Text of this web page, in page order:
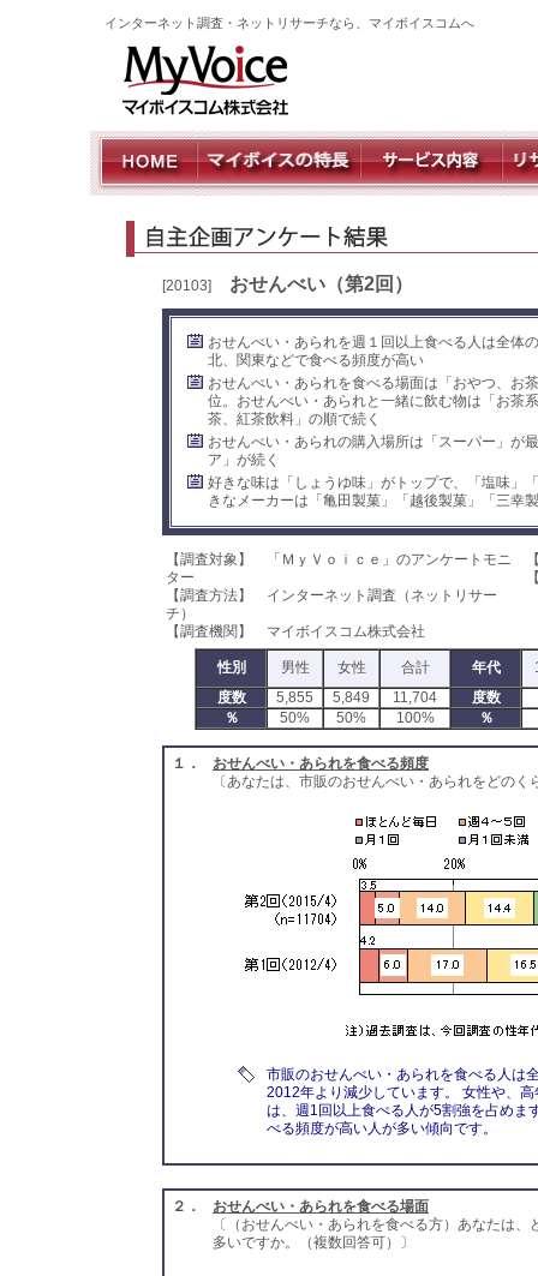
インターネット調査・ネットリサーチなら、マイボイスコムへ
[20103] おせんべい（第2回）
おせんべい・あられを週１回以上食べる人は全体
北、関東などで食べる頻度が高い
おせんべい・あられを食べる場面は「おやつ、お
位。おせんべい・あられと一緒に飲む物は「お茶
茶、紅茶飲料」の順で続く
おせんべい・あられの購入場所は「スーパー」が
ア」が続く
好きな味は「しょうゆ味」がトップで、「塩味」
きなメーカーは「亀田製菓」「越後製菓」「三幸
【調査対象】 「ＭｙＶｏｉｃｅ」のアンケートモニ
ター
【調査方法】 インターネット調査（ネットリサー
チ）
【調査機関】 マイボイスコム株式会社
性別 男性 女性 合計 年代
度数
5,855 5,849 11,704
度数
％
50% 50% 100% ％
１．
おせんべい・あられを食べる頻度
〔あなたは、市販のおせんべい・あられをどの
市販のおせんべい・あられを食べる人は
2012年より減少しています。 女性や、
は、週1回以上食べる人が5割強を占めま
べる頻度が高い人が多い傾向です。
２．
おせんべい・あられを食べる場面
〔（おせんべい・あられを食べる方）あなたは
多いですか。（複数回答可）〕